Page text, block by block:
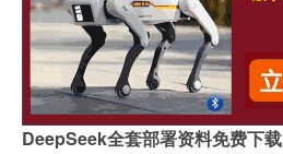
DeepSeek全套部署资料免费下载